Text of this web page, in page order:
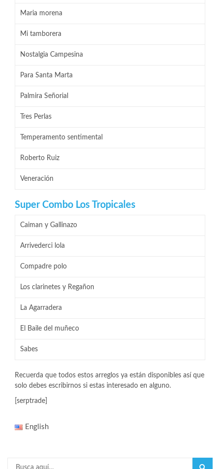
Maria morena
Mi tamborera
Nostalgia Campesina
Para Santa Marta
Palmira Señorial
Tres Perlas
Temperamento sentimental
Roberto Ruiz
Veneración
Super Combo Los Tropicales
Caiman y Gallinazo
Arrivederci lola
Compadre polo
Los clarinetes y Regañon
La Agarradera
El Baile del muñeco
Sabes
Recuerda que todos estos arreglos ya están disponibles así que
solo debes escribirnos si estas interesado en alguno.
[serptrade]
English